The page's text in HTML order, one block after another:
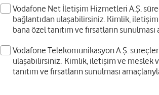
Vodafone Net İletişim Hizmetleri A.Ş.
bağlantıdan ulaşabilirsiniz. Kimlik,
bana özel tanıtım ve fırsatların
Vodafone Telekomünikasyon A.Ş.
ulaşabilirsiniz. Kimlik, iletişim ve meslek
tanıtım ve fırsatların sunulması